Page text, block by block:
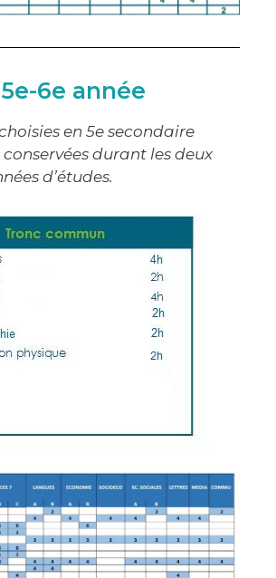
5e-6e année
en 5e secondaire
durant les deux
d’études.